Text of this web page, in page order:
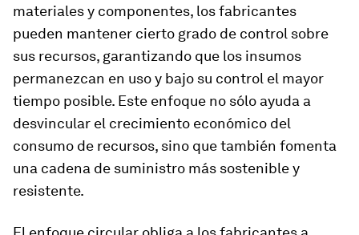
materiales y componentes, los fabricantes
pueden mantener cierto grado de control sobre
sus recursos, garantizando que los insumos
permanezcan en uso y bajo su control el mayor
tiempo posible. Este enfoque no sólo ayuda a
desvincular el crecimiento económico del
consumo de recursos, sino que también fomenta
una cadena de suministro más sostenible y
resistente.